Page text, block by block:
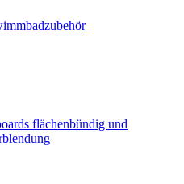
flächenbündig und